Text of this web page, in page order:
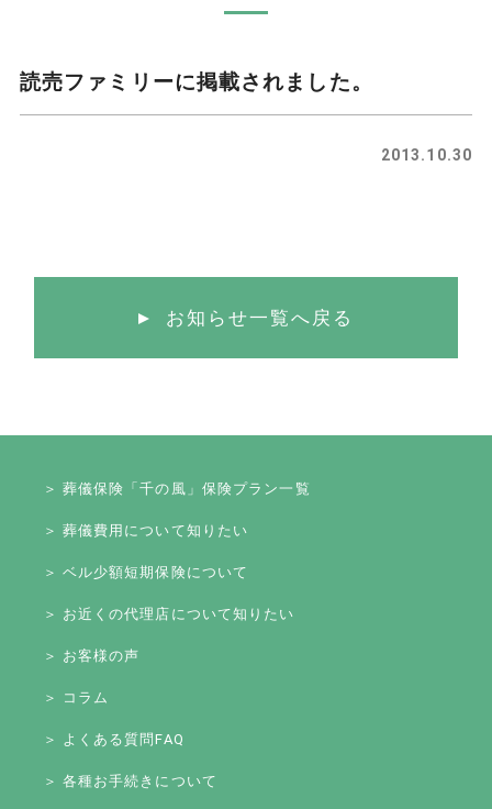
読売ファミリーに掲載されました。
2013.10.30
お知らせ一覧へ戻る
＞ 葬儀保険「千の風」保険プラン一覧
＞ 葬儀費用について知りたい
＞ ベル少額短期保険について
＞ お近くの代理店について知りたい
＞ お客様の声
＞ コラム
＞ よくある質問FAQ
＞ 各種お手続きについて